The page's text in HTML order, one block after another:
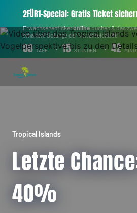
2FÜR1-Special: Gratis Ticket
Erwachsenenticketonlinebuchen& das
erhalten! Solange der Vorrat reicht!👫
00 TAGE : 15 STUNDEN : 42
Tropical Islands
Letzte
40%